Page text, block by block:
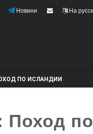
Новини На
ПО ИСЛАНДИИ
Поход